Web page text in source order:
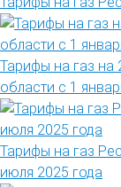
Тарифы на газ на
области с 1
Тарифы на газ
июля 2025 года